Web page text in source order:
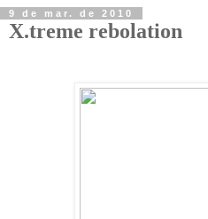
9 de mar. de 2010
X.treme rebolation